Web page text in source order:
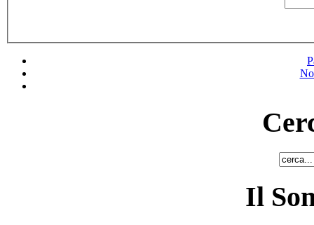
Il